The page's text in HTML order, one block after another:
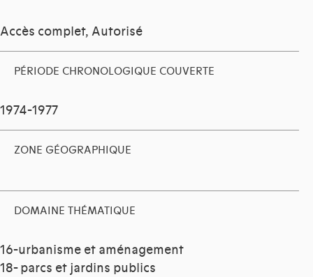
Accès complet, Autorisé
PÉRIODE CHRONOLOGIQUE COUVERTE
1974-1977
ZONE GÉOGRAPHIQUE
DOMAINE THÉMATIQUE
16-urbanisme et aménagement
18- parcs et jardins publics